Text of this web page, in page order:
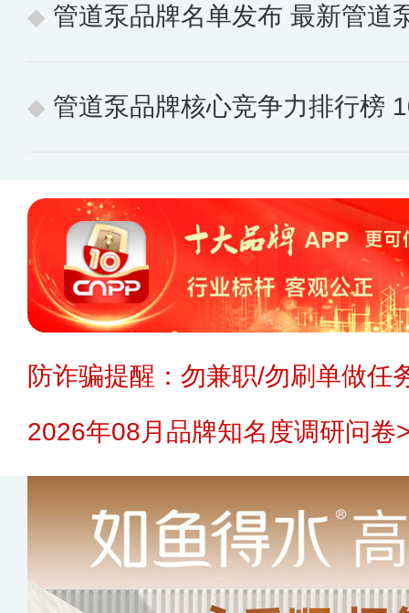
管道泵品牌名单发布 最新管道
管道泵品牌核心竞争力排行榜 10个
防诈骗提醒：勿兼职/勿刷单做任
2026年08月品牌知名度调研问卷